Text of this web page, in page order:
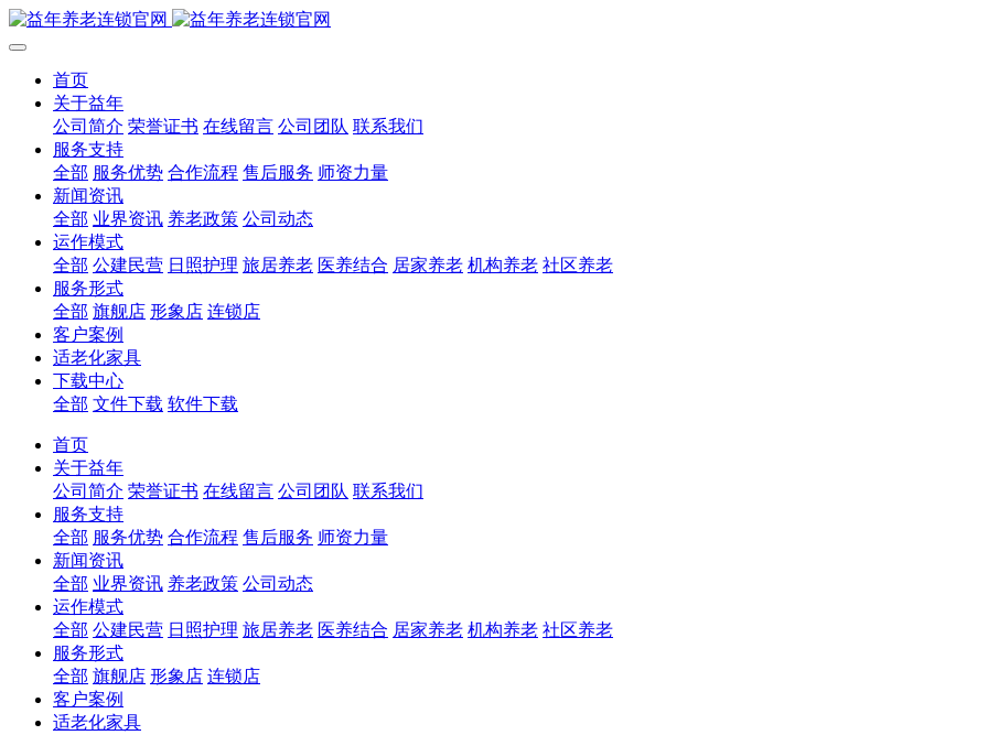
首页
关于益年
公司简介 荣誉证书 在线留言 公司团队 联系我们
服务支持
全部 服务优势 合作流程 售后服务 师资力量
新闻资讯
全部 业界资讯 养老政策 公司动态
运作模式
全部 公建民营 日照护理 旅居养老 医养结合 居家养老 机构养老 社区养老
服务形式
全部 旗舰店 形象店 连锁店
客户案例
适老化家具
下载中心
全部 文件下载 软件下载
首页
关于益年
公司简介 荣誉证书 在线留言 公司团队 联系我们
服务支持
全部 服务优势 合作流程 售后服务 师资力量
新闻资讯
全部 业界资讯 养老政策 公司动态
运作模式
全部 公建民营 日照护理 旅居养老 医养结合 居家养老 机构养老 社区养老
服务形式
全部 旗舰店 形象店 连锁店
客户案例
适老化家具